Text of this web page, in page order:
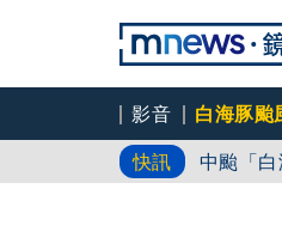
影音 白海豚颱
快訊
中颱「
笑著笑